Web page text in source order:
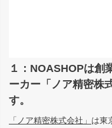
１：NOASHOPは創
ーカー「ノア精密株
す。
「ノア精密株式会社」 は東